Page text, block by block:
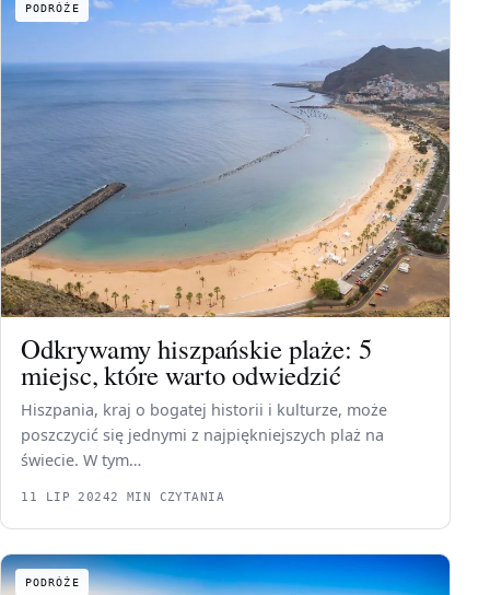
PODRÓŻE
Odkrywamy hiszpańskie plaże: 5
miejsc, które warto odwiedzić
Hiszpania, kraj o bogatej historii i kulturze, może
poszczycić się jednymi z najpiękniejszych plaż na
świecie. W tym…
11 LIP 20242 MIN CZYTANIA
PODRÓŻE